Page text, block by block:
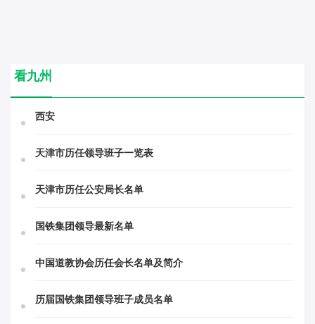
看九州
西安
天津市历任领导班子一览表
天津市历任公安局长名单
国铁集团领导最新名单
中国道教协会历任会长名单及简介
历届国铁集团领导班子成员名单